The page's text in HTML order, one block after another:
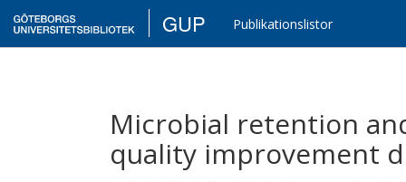
GUP Publikationslistor
Microbial retention
quality improvement